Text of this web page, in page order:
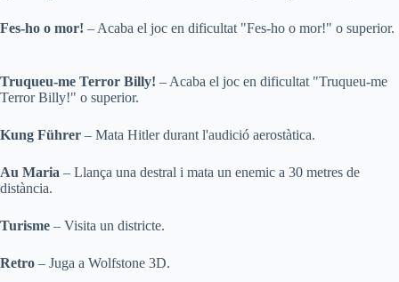
Fes-ho o mor! – Acaba el joc en dificultat "Fes-ho o mor!" o superior.
Truqueu-me Terror Billy! – Acaba el joc en dificultat "Truqueu-me
Terror Billy!" o superior.
Kung Führer – Mata Hitler durant l'audició aerostàtica.
Au Maria – Llança una destral i mata un enemic a 30 metres de
distància.
Turisme – Visita un districte.
Retro – Juga a Wolfstone 3D.